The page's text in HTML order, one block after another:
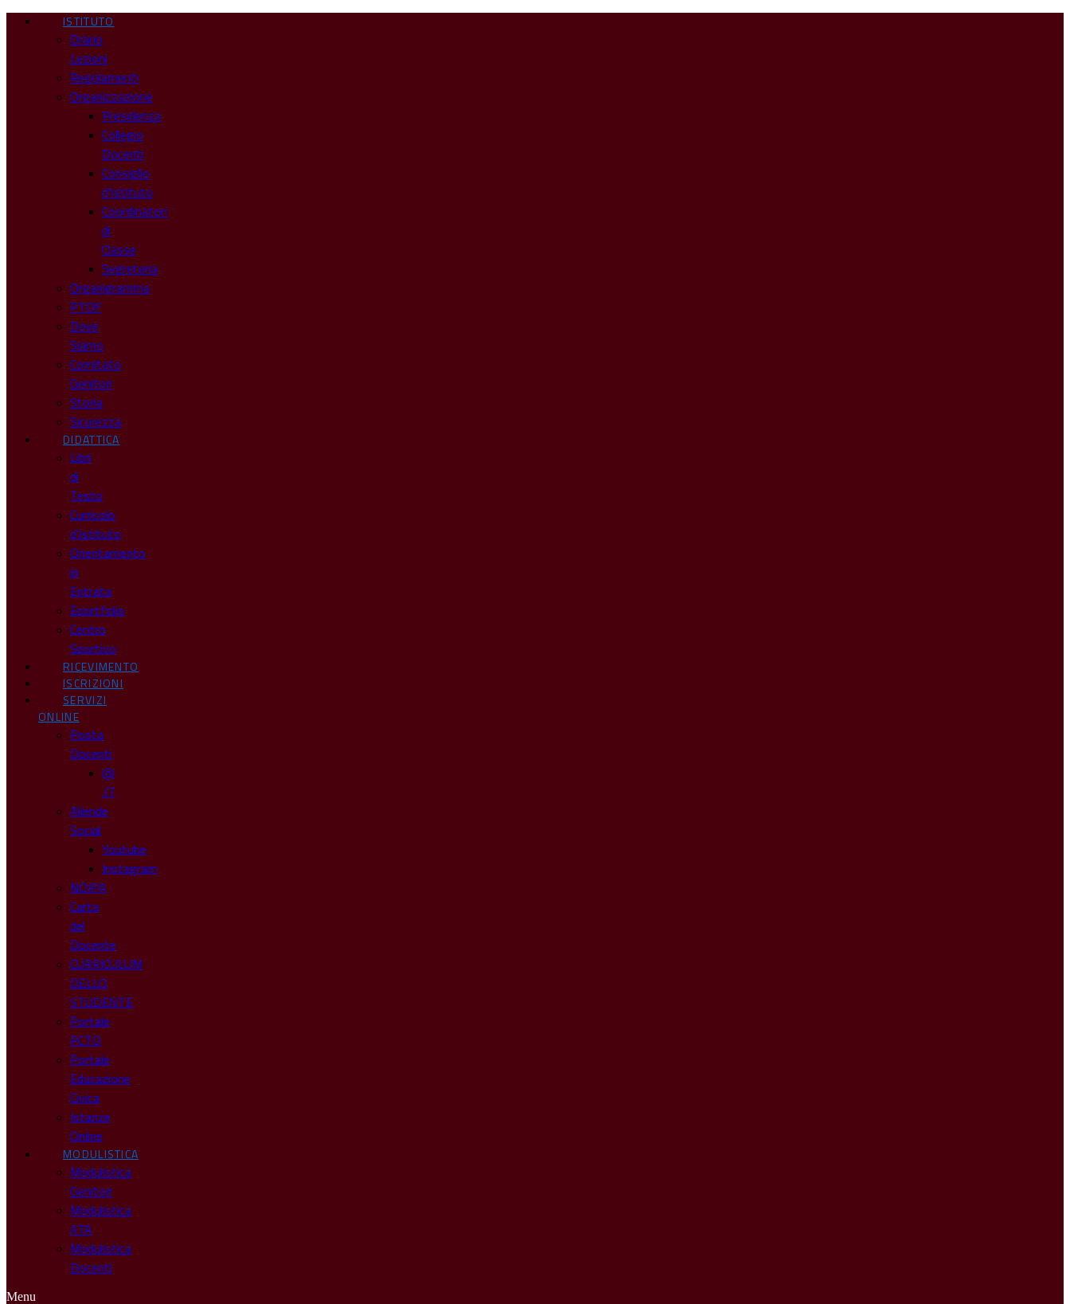
ISTITUTO
Orario
Lezioni
Regolamenti
Organizzazione
Presidenza
Collegio
Docenti
Consiglio
d’Istituto
Coordinatori
di
Classe
Segreteria
Organigramma
PTOF
Dove
Siamo
Comitato
Genitori
Storia
Sicurezza
DIDATTICA
Libri
di
Testo
Curricolo
d’Istituto
Orientamento
in
Entrata
Eportfolio
Centro
Sportivo
RICEVIMENTO
ISCRIZIONI
SERVIZI
ONLINE
Posta
Docenti
@
.IT
Allende
Social
Youtube
Instagram
NOIPA
Carta
del
Docente
CURRICULUM
DELLO
STUDENTE
Portale
PCTO
Portale
Educazione
Civica
Istanze
Online
MODULISTICA
Modulistica
Genitori
Modulistica
ATA
Modulistica
Docenti
Menu